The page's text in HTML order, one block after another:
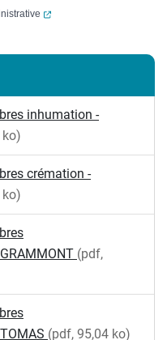
(ouverture dans un
dans un nouvel onglet)
inhumation -
ko)
crémation -
ko)
(pdf,
(pdf, 95,04 ko)